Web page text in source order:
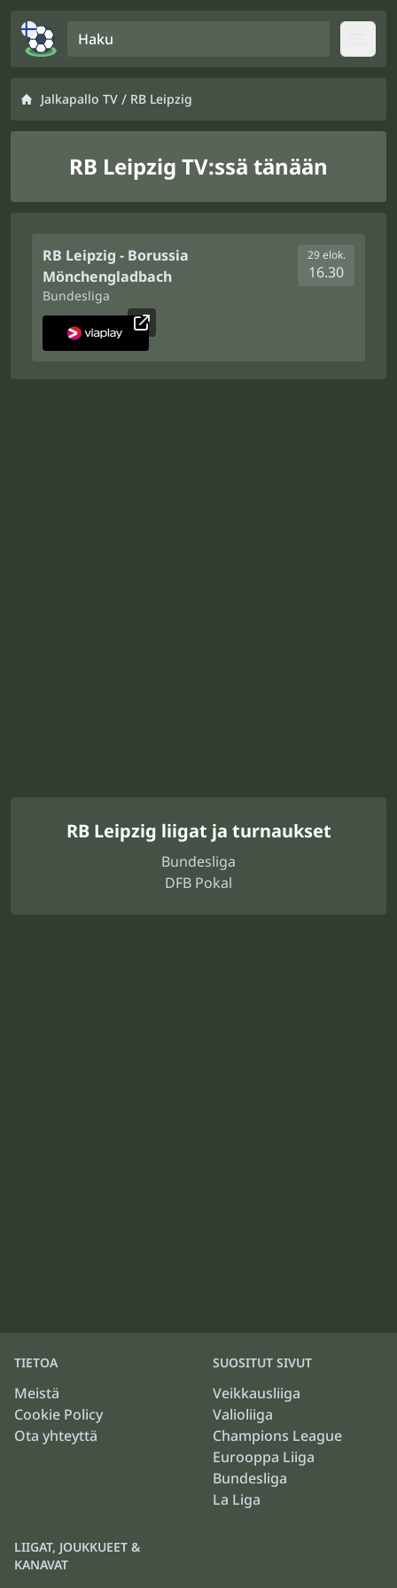
Jalkapallo TV / RB Leipzig
RB Leipzig TV:ssä tänään
RB Leipzig - Borussia
Mönchengladbach
Bundesliga
29 elok.
16.30
RB Leipzig liigat ja turnaukset
Bundesliga
DFB Pokal
TIETOA
Meistä
Cookie Policy
Ota yhteyttä
SUOSITUT SIVUT
Veikkausliiga
Valioliiga
Champions League
Eurooppa Liiga
Bundesliga
La Liga
LIIGAT, JOUKKUEET &
KANAVAT